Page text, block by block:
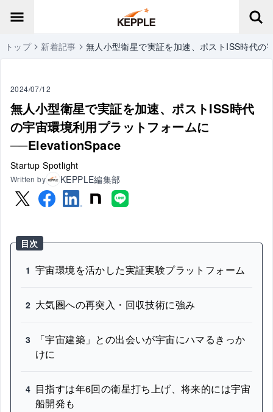
トップ 新着記事 無人小型衛星で実証を加速、ポストISS時代
2024/07/12
無人小型衛星で実証を加速、ポストISS時代
の宇宙環境利用プラットフォームに
──ElevationSpace
Startup Spotlight
Written by KEPPLE編集部
目次
1 宇宙環境を活かした実証実験プラットフォーム
2 大気圏への再突入・回収技術に強み
3
「宇宙建築」との出会いが宇宙にハマるきっか
けに
4 目指すは年6回の衛星打ち上げ、将来的には宇宙
船開発も